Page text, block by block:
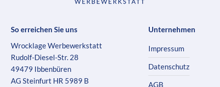
So erreichen Sie uns
Wrocklage Werbewerkstatt
Rudolf-Diesel-Str. 28
49479 Ibbenbüren
AG Steinfurt HR 5989 B
Unternehmen
Impressum
Datenschutz
AGB